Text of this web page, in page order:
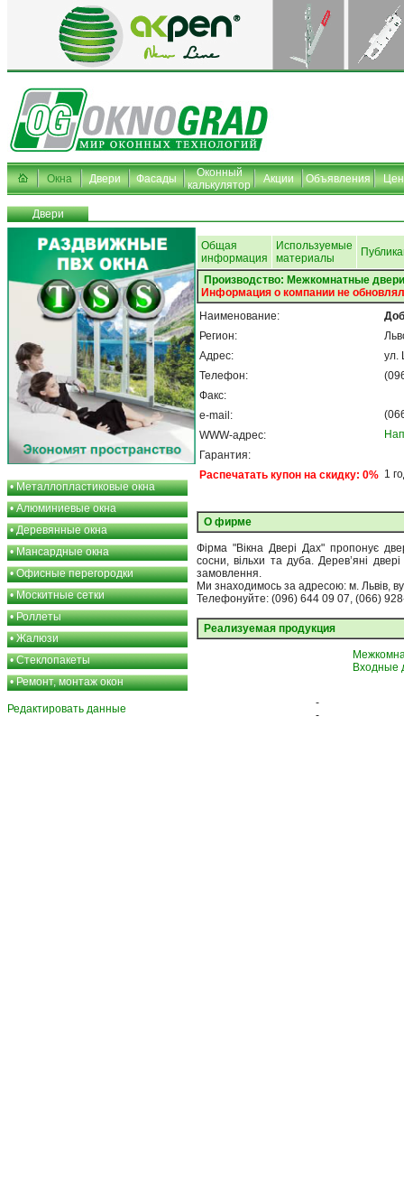
Окна Двери Фасады
Оконный
калькулятор
Акции Объявления
Двери
•Металлопластиковые окна
•Алюминиевые окна
•Деревянные окна
•Мансардные окна
•Офисные перегородки
•Москитные сетки
•Роллеты
•Жалюзи
•Стеклопакеты
•Ремонт, монтаж окон
Общая
информация
Используемые
материалы
Производство: Межкомнатные двери
Информация о компании не
Наименование:
Регион:
Адрес:
Телефон:
Факс:
e-mail:
WWW-адрес:
Гарантия:
Распечатать купон на скидку: 0%
ул.
1
О фирме
Фірма "Вікна Двері Дах" пропонує
сосни, вільхи та дуба. Дерев’яні
замовлення.
Ми знаходимось за адресою: м. Львів,
Телефонуйте: (096) 644 09 07, (066)
Реализуемая продукция
Входные
Редактировать данные
-
-